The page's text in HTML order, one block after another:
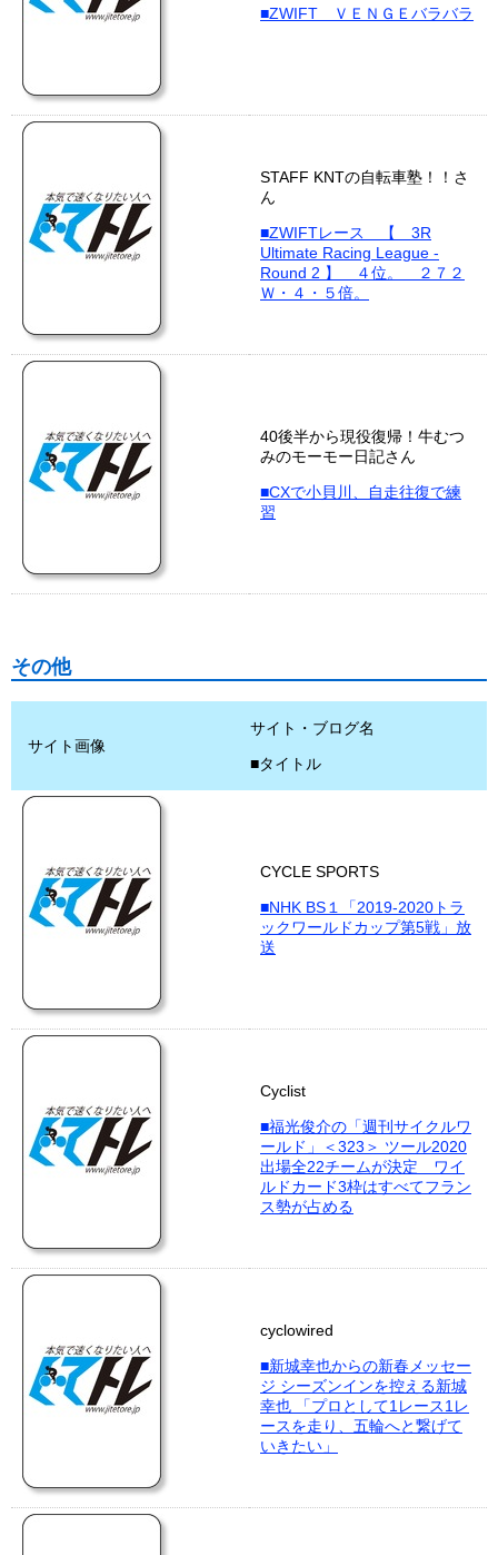
■ZWIFT ＶＥＮＧＥバラバラ
STAFF KNTの自転車塾！！さ
ん
■ZWIFTレース 【 3R
Ultimate Racing League -
Round 2 】 ４位。 ２７２
Ｗ・４・５倍。
40後半から現役復帰！牛むつ
みのモーモー日記さん
■CXで小貝川、自走往復で練
習
その他
サイト画像
サイト・ブログ名
■タイトル
CYCLE SPORTS
■NHK BS１「2019-2020トラ
ックワールドカップ第5戦」放
送
Cyclist
■福光俊介の「週刊サイクルワ
ールド」＜323＞ ツール2020
出場全22チームが決定 ワイ
ルドカード3枠はすべてフラン
ス勢が占める
cyclowired
■新城幸也からの新春メッセー
ジ シーズンインを控える新城
幸也 「プロとして1レース1レ
ースを走り、五輪へと繋げて
いきたい」